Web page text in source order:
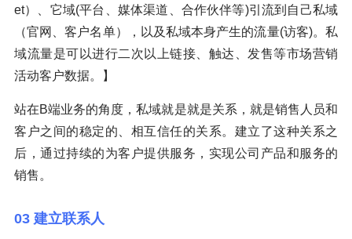
et）、它域(平台、媒体渠道、合作伙伴等)引流到自己私域
（官网、客户名单），以及私域本身产生的流量(访客)。私
域流量是可以进行二次以上链接、触达、发售等市场营销
活动客户数据。】
站在B端业务的角度，私域就是就是关系，就是销售人员和
客户之间的稳定的、相互信任的关系。建立了这种关系之
后，通过持续的为客户提供服务，实现公司产品和服务的
销售。
03 建立联系人